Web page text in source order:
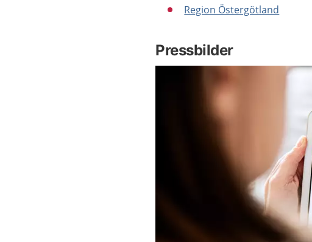
Region Östergötland
Pressbilder